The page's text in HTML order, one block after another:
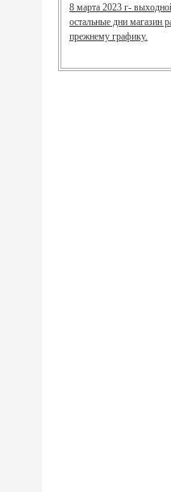
8 марта 2023 г-
остальные дни магазин
прежнему графику.